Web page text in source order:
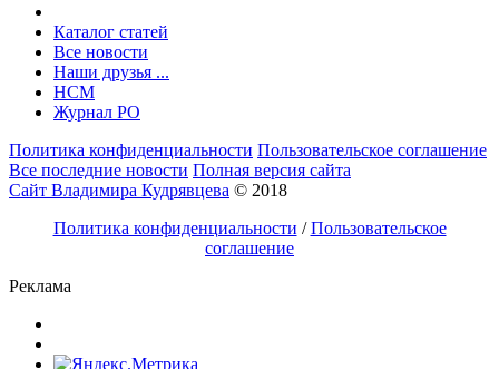
Каталог статей
Все новости
Наши друзья ...
HCM
Журнал РО
Политика конфиденциальности Пользовательское соглашение
Все последние новости Полная версия сайта
Сайт Владимира Кудрявцева © 2018
Политика конфиденциальности /Пользовательское
соглашение
Реклама